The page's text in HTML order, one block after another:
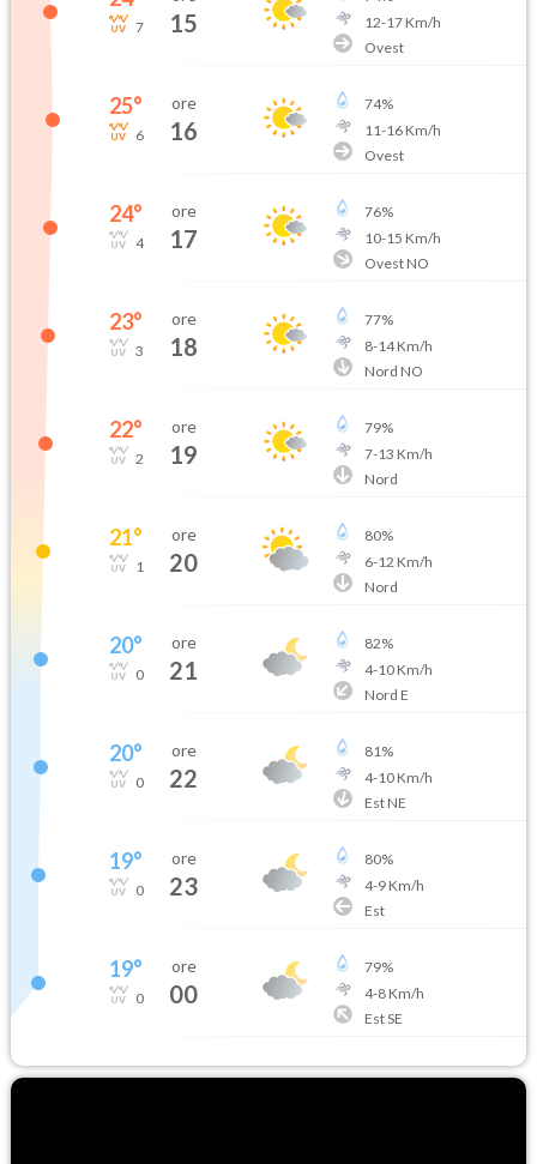
7 15
12-17Km/h
Ovest
25°
6
ore
16
74%
11-16Km/h
Ovest
24°
4
ore
17
76%
10-15 Km/h
Ovest NO
23°
3
ore
18
77%
8-14Km/h
Nord NO
22°
2
ore
19
79%
7-13 Km/h
Nord
21°
1
ore
20
80%
6-12 Km/h
Nord
20°
0
ore
21
82%
4-10Km/h
Nord E
20°
0
ore
22
81%
4-10Km/h
Est NE
19°
0
ore
23
80%
4-9Km/h
Est
19°
0
ore
00
79%
4-8Km/h
Est SE